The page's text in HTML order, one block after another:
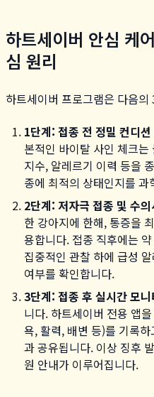
하트세이버 안심 케
심 원리
하트세이버 프로그램은 다음
1단계: 접종 전 정밀 컨디
본적인 바이탈 사인 체크
지수, 알레르기 이력 등을
종에 최적의 상태인지를
2단계: 저자극 접종 및 수
한 강아지에 한해, 통증을
용합니다. 접종 직후에는
집중적인 관찰 하에 급성
여부를 확인합니다.
3단계: 접종 후 실시간 모
니다. 하트세이버 전용 앱
욕, 활력, 배변 등)를 기록
과 공유됩니다. 이상 징후
원 안내가 이루어집니다.